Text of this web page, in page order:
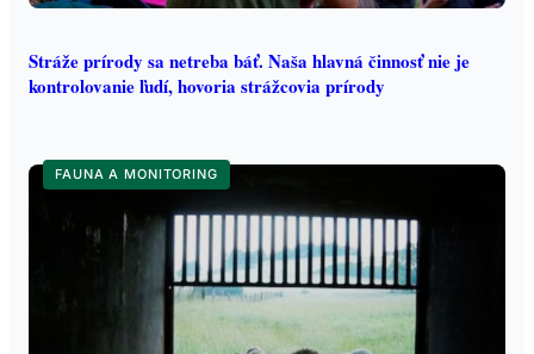
Stráže prírody sa netreba báť. Naša hlavná činnosť nie je
kontrolovanie ľudí, hovoria strážcovia prírody
FAUNA A MONITORING